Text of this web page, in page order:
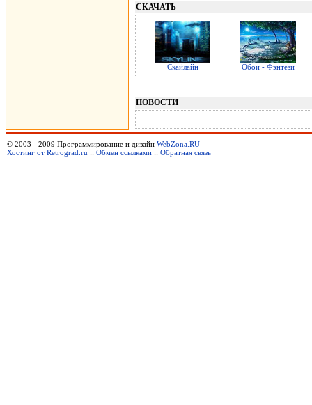
СКАЧАТЬ
Скайлайн Обои - Фэнтези
НОВОСТИ
© 2003 - 2009 Программирование и дизайн WebZona.RU
Хостинг от Retrograd.ru :: Обмен ссылками :: Обратная связь